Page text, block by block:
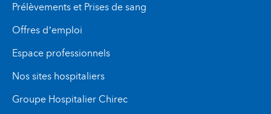
Prélèvements et Prises de sang
Offres d’emploi
Espace professionnels
Nos sites hospitaliers
Groupe Hospitalier Chirec